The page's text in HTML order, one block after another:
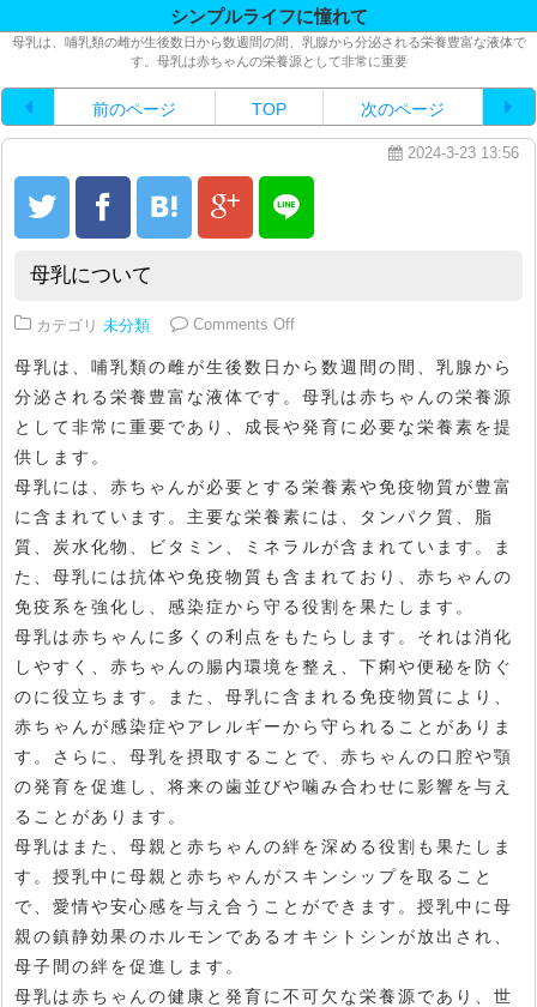
シンプルライフに憧れて
母乳は、哺乳類の雌が生後数日から数週間の間、乳腺から分泌される栄養豊富な液体で
す。母乳は赤ちゃんの栄養源として非常に重要
前のページ TOP 次のページ
2024-3-23 13:56
母乳について
カテゴリ 未分類 Comments Offon 母乳について
母乳は、哺乳類の雌が生後数日から数週間の間、乳腺から
分泌される栄養豊富な液体です。母乳は赤ちゃんの栄養源
として非常に重要であり、成長や発育に必要な栄養素を提
供します。
母乳には、赤ちゃんが必要とする栄養素や免疫物質が豊富
に含まれています。主要な栄養素には、タンパク質、脂
質、炭水化物、ビタミン、ミネラルが含まれています。ま
た、母乳には抗体や免疫物質も含まれており、赤ちゃんの
免疫系を強化し、感染症から守る役割を果たします。
母乳は赤ちゃんに多くの利点をもたらします。それは消化
しやすく、赤ちゃんの腸内環境を整え、下痢や便秘を防ぐ
のに役立ちます。また、母乳に含まれる免疫物質により、
赤ちゃんが感染症やアレルギーから守られることがありま
す。さらに、母乳を摂取することで、赤ちゃんの口腔や顎
の発育を促進し、将来の歯並びや噛み合わせに影響を与え
ることがあります。
母乳はまた、母親と赤ちゃんの絆を深める役割も果たしま
す。授乳中に母親と赤ちゃんがスキンシップを取ること
で、愛情や安心感を与え合うことができます。授乳中に母
親の鎮静効果のホルモンであるオキシトシンが放出され、
母子間の絆を促進します。
母乳は赤ちゃんの健康と発育に不可欠な栄養源であり、世